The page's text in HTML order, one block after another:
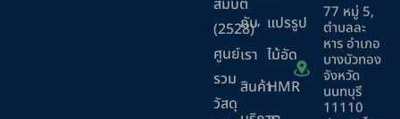
สมบัติ
(2528)”
ศูนย์
รวม
วัสดุ
กับ
เรา
สินค้า
แปรรูป
ไม้อัด
HMR
77 หมู่ 5,
ตำบลละ
หาร อำเภอ
บางบัวทอง
จังหวัด
นนทบุรี
11110